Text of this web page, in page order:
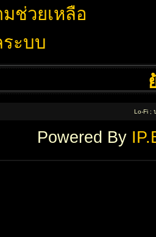
ช่วยเหลือ
ะบบ
Lo-Fi ;
Powered By